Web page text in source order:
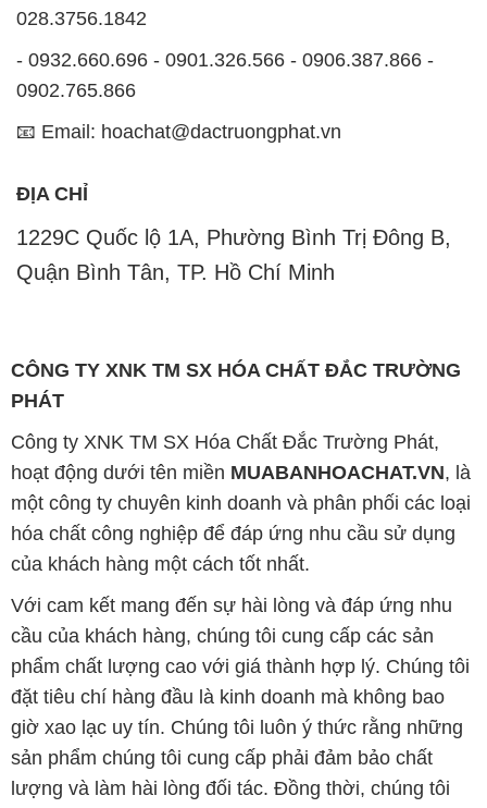
028.3756.1842
- 0932.660.696 - 0901.326.566 - 0906.387.866 -
0902.765.866
📧 Email: hoachat@dactruongphat.vn
ĐỊA CHỈ
1229C Quốc lộ 1A, Phường Bình Trị Đông B,
Quận Bình Tân, TP. Hồ Chí Minh
CÔNG TY XNK TM SX HÓA CHẤT ĐẮC TRƯỜNG
PHÁT
Công ty XNK TM SX Hóa Chất Đắc Trường Phát,
hoạt động dưới tên miền MUABANHOACHAT.VN, là
một công ty chuyên kinh doanh và phân phối các loại
hóa chất công nghiệp để đáp ứng nhu cầu sử dụng
của khách hàng một cách tốt nhất.
Với cam kết mang đến sự hài lòng và đáp ứng nhu
cầu của khách hàng, chúng tôi cung cấp các sản
phẩm chất lượng cao với giá thành hợp lý. Chúng tôi
đặt tiêu chí hàng đầu là kinh doanh mà không bao
giờ xao lạc uy tín. Chúng tôi luôn ý thức rằng những
sản phẩm chúng tôi cung cấp phải đảm bảo chất
lượng và làm hài lòng đối tác. Đồng thời, chúng tôi